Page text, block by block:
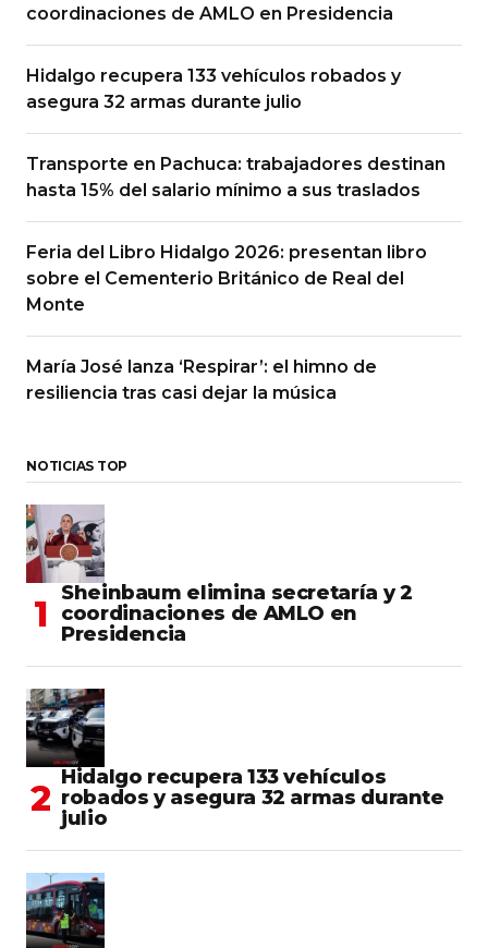
coordinaciones de AMLO en Presidencia
Hidalgo recupera 133 vehículos robados y
asegura 32 armas durante julio
Transporte en Pachuca: trabajadores destinan
hasta 15% del salario mínimo a sus traslados
Feria del Libro Hidalgo 2026: presentan libro
sobre el Cementerio Británico de Real del
Monte
María José lanza ‘Respirar’: el himno de
resiliencia tras casi dejar la música
NOTICIAS TOP
Sheinbaum elimina secretaría y 2
coordinaciones de AMLO en
Presidencia
Hidalgo recupera 133 vehículos
robados y asegura 32 armas durante
julio